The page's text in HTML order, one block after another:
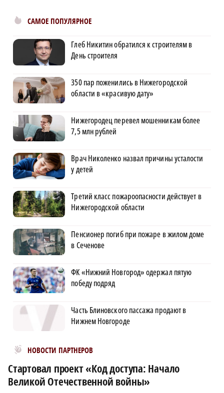
САМОЕ ПОПУЛЯРНОЕ
Глеб Никитин обратился к строителям в
День строителя
350 пар поженились в Нижегородской
области в «красивую дату»
Нижегородец перевел мошенникам более
7,5 млн рублей
Врач Николенко назвал причины усталости
у детей
Третий класс пожароопасности действует в
Нижегородской области
Пенсионер погиб при пожаре в жилом доме
в Сеченове
ФК «Нижний Новгород» одержал пятую
победу подряд
Часть Блиновского пассажа продают в
Нижнем Новгороде
НОВОСТИ ПАРТНЕРОВ
Новости МирТесен
Стартовал проект «Код доступа: Начало
Великой Отечественной войны»